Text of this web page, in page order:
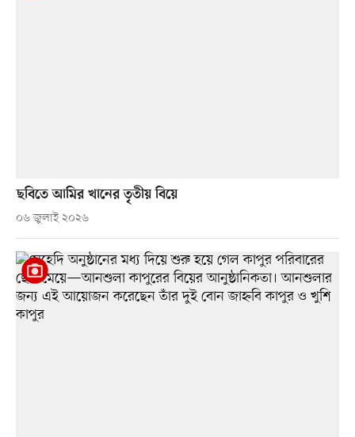
ছবিতে আমির খানের তৃতীয় বিয়ে
০৬ জুলাই ২০২৬